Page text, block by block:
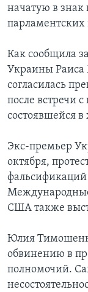
начатую в знак
парламентских
Как сообщила
Украины
согласилась
после встречи
состоявшейся
Экс-премьер
октября,
США также
Юлия
обвинению в
полномочий.